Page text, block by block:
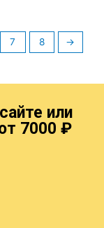
7 8 →
или
7000 ₽